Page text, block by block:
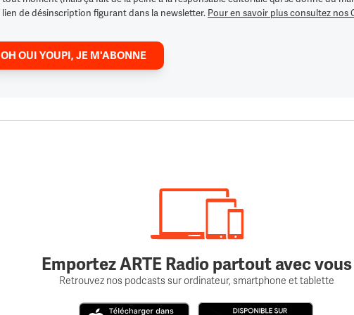
lien de désinscription figurant dans la newsletter. Pour en savoir plus consultez nos
OH OUI YOUPI, JE M'ABONNE
Emportez ARTE Radio partout avec vous
Retrouvez nos podcasts sur ordinateur, smartphone et tablette